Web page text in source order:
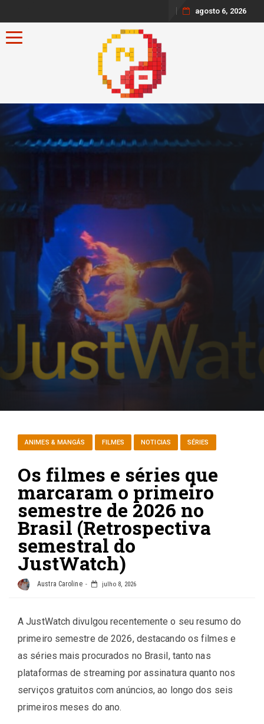
agosto 6, 2026
Toggle navigation
ANIMES & MANGÁS FILMES NOTICIAS SÉRIES
Os filmes e séries que
marcaram o primeiro
semestre de 2026 no
Brasil (Retrospectiva
semestral do
JustWatch)
Austra Caroline julho 8, 2026
A JustWatch divulgou recentemente o seu resumo do
primeiro semestre de 2026, destacando os filmes e
as séries mais procurados no Brasil, tanto nas
plataformas de streaming por assinatura quanto nos
serviços gratuitos com anúncios, ao longo dos seis
primeiros meses do ano.